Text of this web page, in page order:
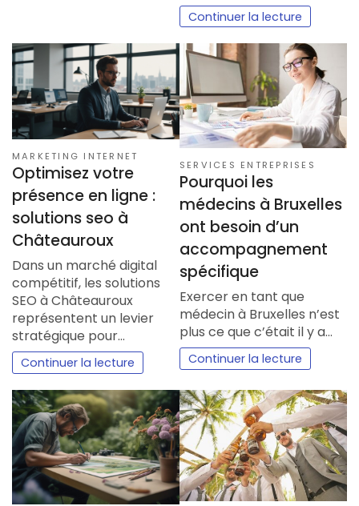
Continuer la lecture
MARKETING INTERNET
Optimisez votre
présence en ligne :
solutions seo à
Châteauroux
Dans un marché digital
compétitif, les solutions
SEO à Châteauroux
représentent un levier
stratégique pour…
Continuer la lecture
SERVICES ENTREPRISES
Pourquoi les
médecins à Bruxelles
ont besoin d’un
accompagnement
spécifique
Exercer en tant que
médecin à Bruxelles n’est
plus ce que c’était il y a…
Continuer la lecture